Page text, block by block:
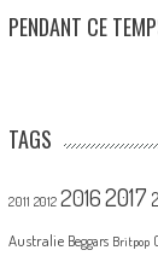
PENDANT CE
TAGS
2011 2012 20162017
Australie Beggars Britpop